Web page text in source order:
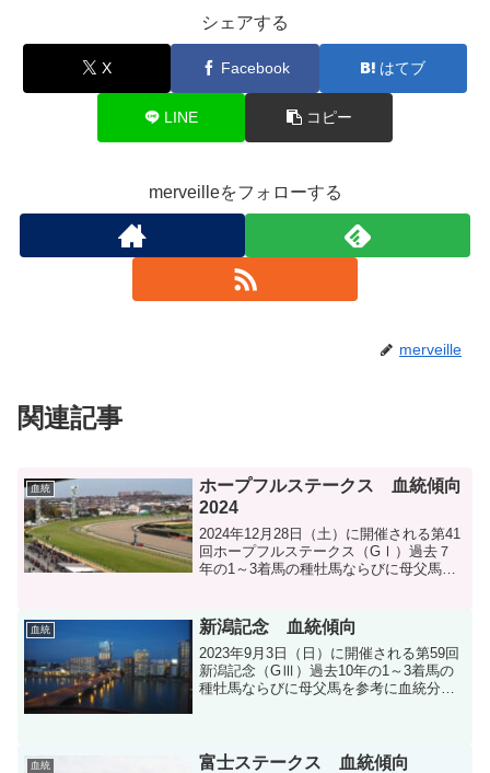
シェアする
X Facebook はてブ
LINE コピー
merveilleをフォローする
merveille
関連記事
血統
ホープフルステークス 血統傾向
2024
2024年12月28日（土）に開催される第41
回ホープフルステークス（GⅠ）過去７
年の1～3着馬の種牡馬ならびに母父馬を
血統 新潟記念 血統傾向
2023年9月3日（日）に開催される第59回
新潟記念（GⅢ）過去10年の1～3着馬の
種牡馬ならびに母父馬を参考に血統分析
血統 富士ステークス 血統傾向